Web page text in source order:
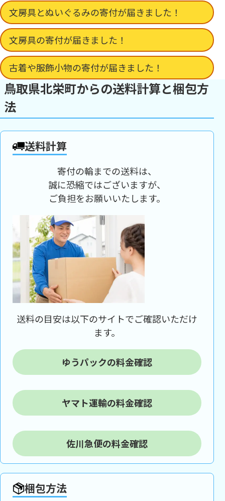
文房具とぬいぐるみの寄付が届きました！
文房具の寄付が届きました！
古着や服飾小物の寄付が届きました！
鳥取県北栄町からの送料計算と梱包方
法
送料計算
寄付の輪までの送料は、
誠に恐縮ではございますが、
ご負担をお願いいたします。
送料の目安は以下のサイトでご確認いただけ
ます。
ゆうパックの料金確認
ヤマト運輸の料金確認
佐川急便の料金確認
梱包方法